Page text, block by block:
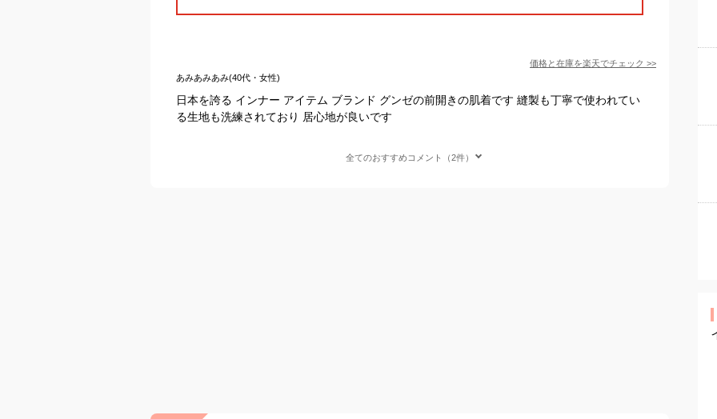
価格と在庫を楽天でチェック >>
あみあみあみ(40代・女性)
日本を誇る インナー アイテム ブランド グンゼの前開きの肌着です 縫製も丁寧で使われてい
る生地も洗練されており 居心地が良いです
全てのおすすめコメント（2件）